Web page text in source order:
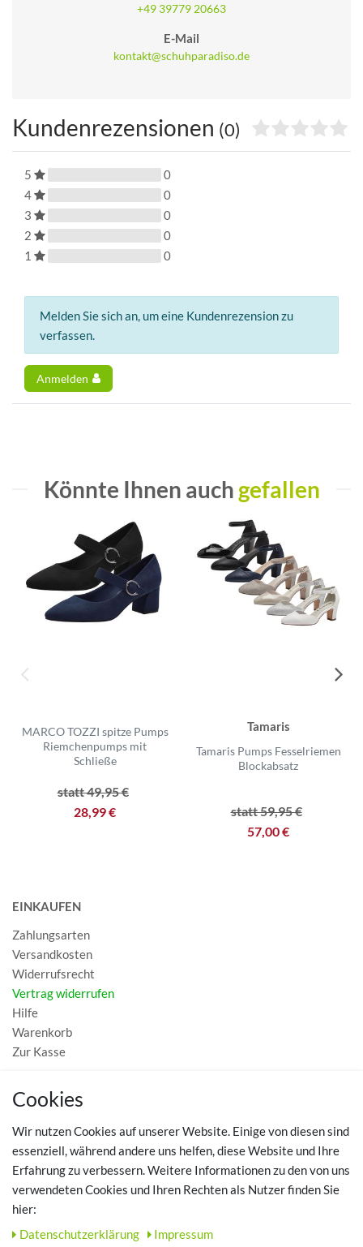
+49 39779 20663
E-Mail
kontakt@schuhparadiso.de
Kundenrezensionen (0)
5
0
4
0
3
0
2
0
1
0
Melden Sie sich an, um eine Kundenrezension zu
verfassen.
Anmelden
Könnte Ihnen auch gefallen
MARCO TOZZI spitze Pumps
Riemchenpumps mit
Schließe
statt 49,95 €
28,99 €
Tamaris
Tamaris Pumps Fesselriemen
Blockabsatz
statt 59,95 €
57,00 €
EINKAUFEN
Zahlungsarten
Versandkosten
Widerrufsrecht
Vertrag widerrufen
Hilfe
Warenkorb
Zur Kasse
MEIN KONTO
TOP SCHUHTHEMEN
Hausschuhe - Bequeme Schuhe für zuhause
Cookies
Wir nutzen Cookies auf unserer Website. Einige von diesen sind
essenziell, während andere uns helfen, diese Website und Ihre
Erfahrung zu verbessern. Weitere Informationen zu den von uns
verwendeten Cookies und Ihren Rechten als Nutzer finden Sie
hier:
Daten­schutz­erklärung
Impressum